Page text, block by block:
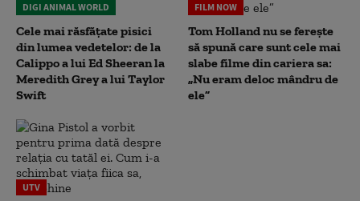
DIGI ANIMAL WORLD
Cele mai răsfățate pisici
din lumea vedetelor: de la
Calippo a lui Ed Sheeran la
Meredith Grey a lui Taylor
Swift
FILM NOW
Tom Holland nu se ferește
să spună care sunt cele mai
slabe filme din cariera sa:
„Nu eram deloc mândru de
ele”
UTV